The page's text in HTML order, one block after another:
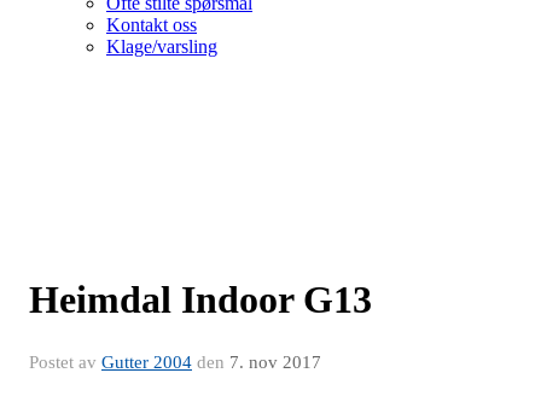
Kontakt oss
Klage/varsling
Heimdal Indoor G13
Postet av Gutter 2004 den 7. nov 2017